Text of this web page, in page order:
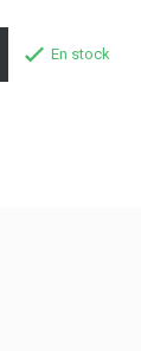
En stock